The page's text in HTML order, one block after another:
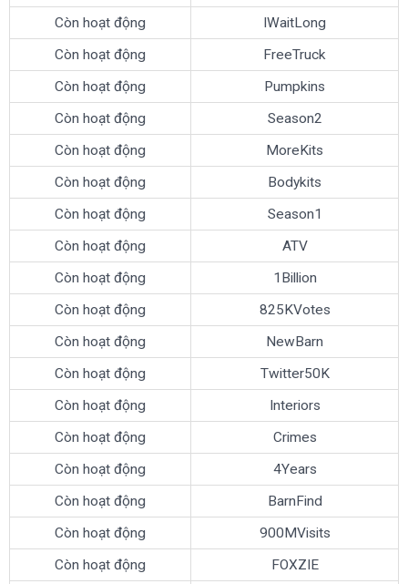
Còn hoạt động
IWaitLong
Còn hoạt động
FreeTruck
Còn hoạt động
Pumpkins
Còn hoạt động
Season2
Còn hoạt động
MoreKits
Còn hoạt động
Bodykits
Còn hoạt động
Season1
Còn hoạt động
ATV
Còn hoạt động
1Billion
Còn hoạt động
825KVotes
Còn hoạt động
NewBarn
Còn hoạt động
Twitter50K
Còn hoạt động
Interiors
Còn hoạt động
Crimes
Còn hoạt động
4Years
Còn hoạt động
BarnFind
Còn hoạt động
900MVisits
Còn hoạt động
FOXZIE